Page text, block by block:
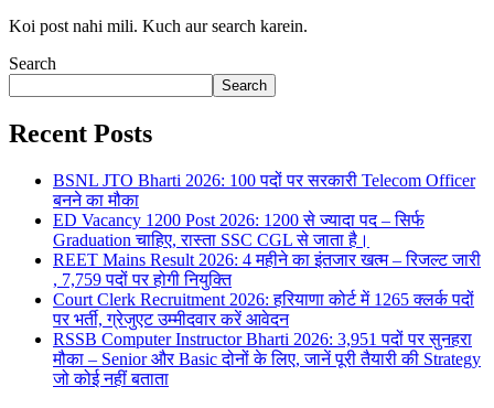
Koi post nahi mili. Kuch aur search karein.
Search
Search
Recent Posts
BSNL JTO Bharti 2026: 100 पदों पर सरकारी Telecom Officer
बनने का मौका
ED Vacancy 1200 Post 2026: 1200 से ज्यादा पद – सिर्फ
Graduation चाहिए, रास्ता SSC CGL से जाता है।
REET Mains Result 2026: 4 महीने का इंतजार खत्म – रिजल्ट जारी
, 7,759 पदों पर होगी नियुक्ति
Court Clerk Recruitment 2026: हरियाणा कोर्ट में 1265 क्लर्क पदों
पर भर्ती, ग्रेजुएट उम्मीदवार करें आवेदन
RSSB Computer Instructor Bharti 2026: 3,951 पदों पर सुनहरा
मौका – Senior और Basic दोनों के लिए, जानें पूरी तैयारी की Strategy
जो कोई नहीं बताता